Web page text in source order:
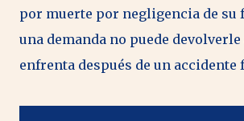
por muerte por negligencia de su
una demanda no puede
enfrenta después de un